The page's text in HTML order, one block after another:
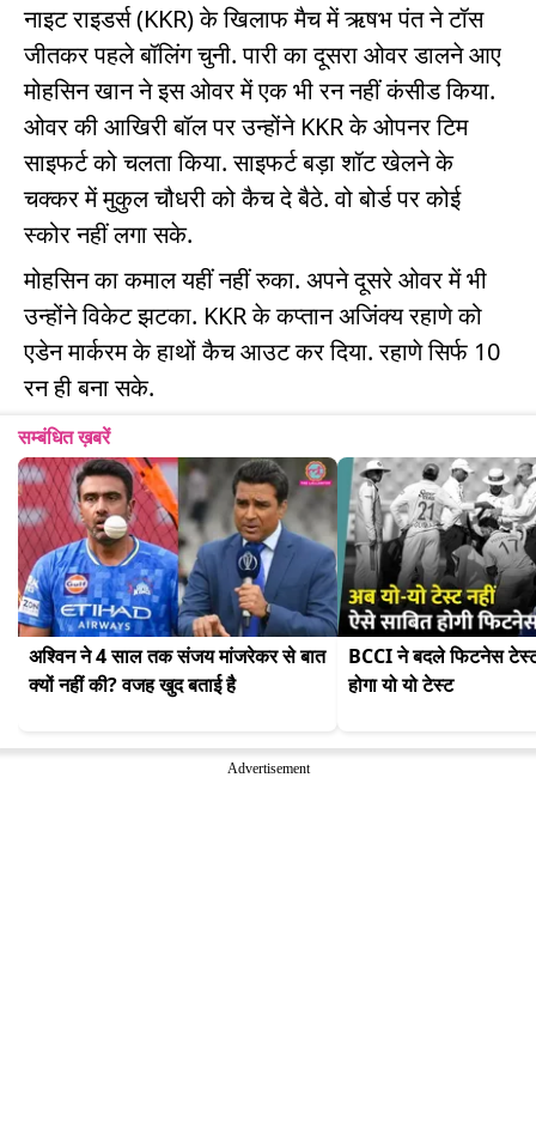
नाइट राइडर्स (KKR) के खिलाफ मैच में ऋषभ पंत ने टॉस
जीतकर पहले बॉलिंग चुनी. पारी का दूसरा ओवर डालने आए
मोहसिन खान ने इस ओवर में एक भी रन नहीं कंसीड किया.
ओवर की आखिरी बॉल पर उन्होंने KKR के ओपनर टिम
साइफर्ट को चलता किया. साइफर्ट बड़ा शॉट खेलने के
चक्कर में मुकुल चौधरी को कैच दे बैठे. वो बोर्ड पर कोई
स्कोर नहीं लगा सके.
मोहसिन का कमाल यहीं नहीं रुका. अपने दूसरे ओवर में भी
उन्होंने विकेट झटका. KKR के कप्तान अजिंक्य रहाणे को
एडेन मार्करम के हाथों कैच आउट कर दिया. रहाणे सिर्फ 10
रन ही बना सके.
सम्बंधित ख़बरें
अश्विन ने 4 साल तक संजय मांजरेकर से बात
क्यों नहीं की? वजह खुद बताई है
BCCI ने बदले फिटनेस
होगा यो यो टेस्ट
Advertisement